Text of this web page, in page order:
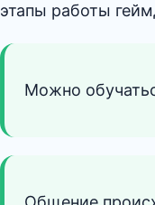
этапы работы
Можно